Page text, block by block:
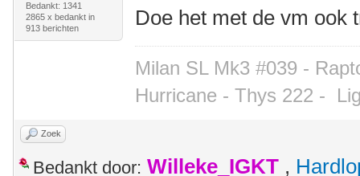
Bedankt: 1341
2865 x bedankt in
913 berichten
Doe het met de vm ook
Milan SL Mk3 #039 -
Hurricane - Thys 222 -
Zoek
Bedankt door: Willeke_IGKT ,